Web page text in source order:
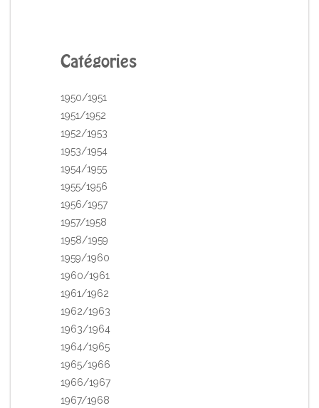
Catégories
1950/1951
1951/1952
1952/1953
1953/1954
1954/1955
1955/1956
1956/1957
1957/1958
1958/1959
1959/1960
1960/1961
1961/1962
1962/1963
1963/1964
1964/1965
1965/1966
1966/1967
1967/1968